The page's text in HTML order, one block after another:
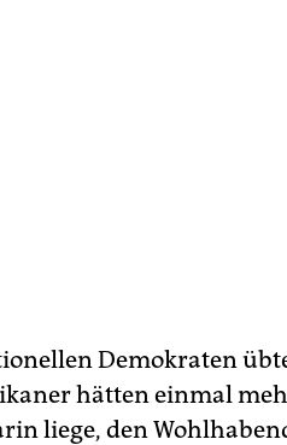
Demokraten
hätten einmal
liege, den